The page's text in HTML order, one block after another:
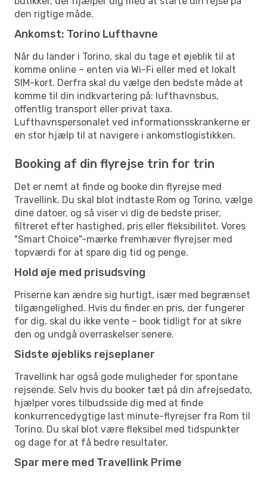
den rigtige måde.
Ankomst: Torino Lufthavne
Når du lander i Torino, skal du tage et øjeblik til at
komme online – enten via Wi-Fi eller med et lokalt
SIM-kort. Derfra skal du vælge den bedste måde at
komme til din indkvartering på: lufthavnsbus,
offentlig transport eller privat taxa.
Lufthavnspersonalet ved informationsskrankerne er
en stor hjælp til at navigere i ankomstlogistikken.
Booking af din flyrejse trin for trin
Det er nemt at finde og booke din flyrejse med
Travellink. Du skal blot indtaste Rom og Torino, vælge
dine datoer, og så viser vi dig de bedste priser,
filtreret efter hastighed, pris eller fleksibilitet. Vores
"Smart Choice"-mærke fremhæver flyrejser med
topværdi for at spare dig tid og penge.
Hold øje med prisudsving
Priserne kan ændre sig hurtigt, især med begrænset
tilgængelighed. Hvis du finder en pris, der fungerer
for dig, skal du ikke vente – book tidligt for at sikre
den og undgå overraskelser senere.
Sidste øjebliks rejseplaner
Travellink har også gode muligheder for spontane
rejsende. Selv hvis du booker tæt på din afrejsedato,
hjælper vores tilbudsside dig med at finde
konkurrencedygtige last minute-flyrejser fra Rom til
Torino. Du skal blot være fleksibel med tidspunkter
og dage for at få bedre resultater.
Spar mere med Travellink Prime